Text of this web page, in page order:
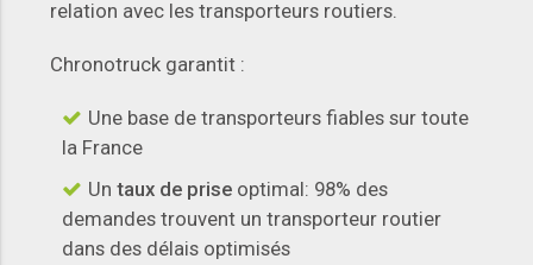
relation avec les transporteurs routiers.
Chronotruck garantit :
Une base de transporteurs fiables sur toute
la France
Un taux de priseoptimal: 98% des
demandes trouvent un transporteur routier
dans des délais optimisés